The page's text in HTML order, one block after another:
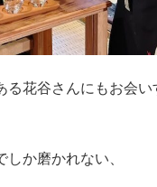
る花谷さんにもお会い
しか磨かれない、